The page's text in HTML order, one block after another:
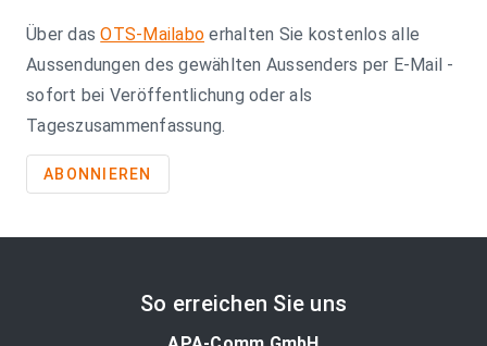
Über dasOTS-Mailabo erhalten Sie kostenlos alle
Aussendungen des gewählten Aussenders per E-Mail -
sofort bei Veröffentlichung oder als
Tageszusammenfassung.
ABONNIEREN
So erreichen Sie uns